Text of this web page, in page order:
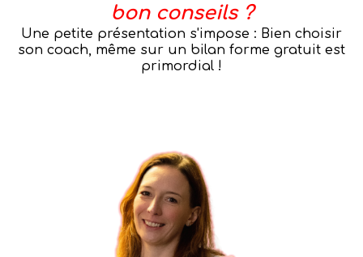
bon conseils ?
Une petite présentation s'impose : Bien choisir
son coach, même sur un bilan forme gratuit est
primordial !